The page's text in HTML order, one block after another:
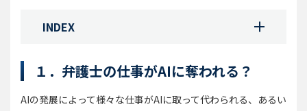
INDEX
１．弁護士の仕事がAIに奪われる？
AIの発展によって様々な仕事がAIに取って代わられる、あるい